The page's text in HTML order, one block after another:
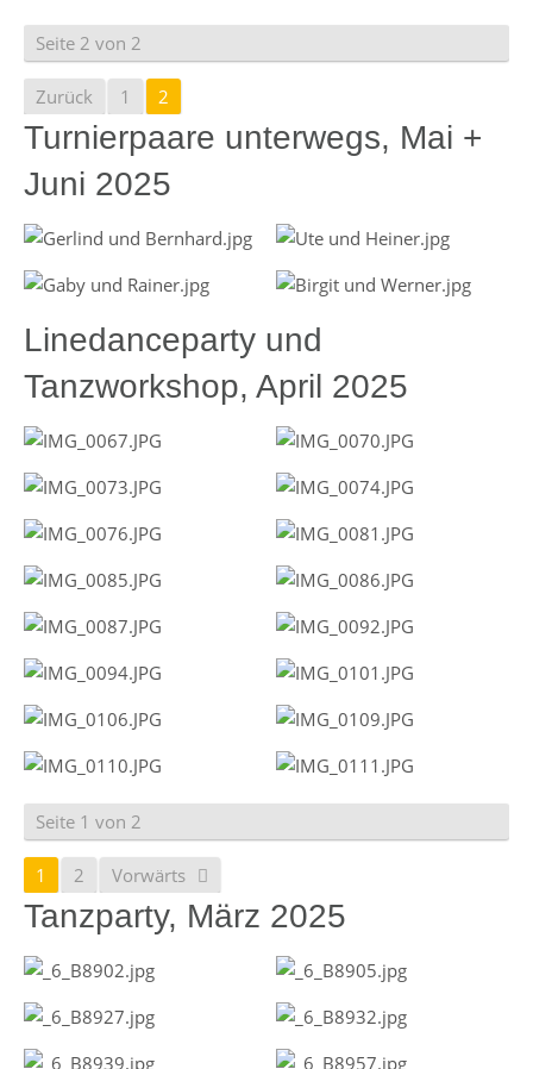
Seite 2 von 2
Zurück 1 2
Turnierpaare unterwegs, Mai +
Juni 2025
Linedanceparty und
Tanzworkshop, April 2025
Seite 1 von 2
1 2 Vorwärts
Tanzparty, März 2025